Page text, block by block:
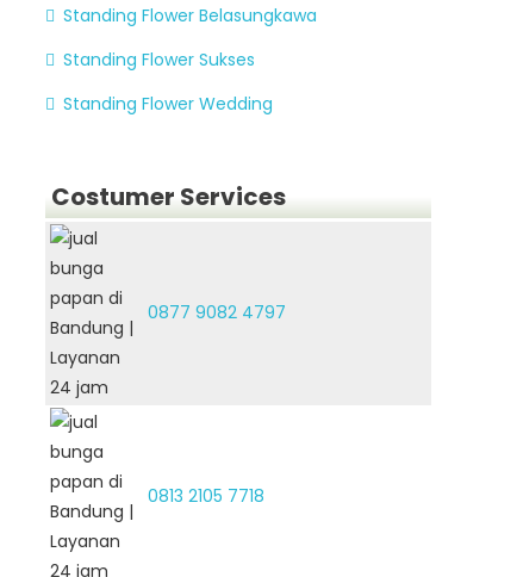
Standing Flower Belasungkawa
Standing Flower Sukses
Standing Flower Wedding
Costumer Services
0877 9082 4797
0813 2105 7718